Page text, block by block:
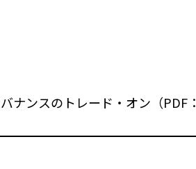
ナンスのトレード・オン（PDF：